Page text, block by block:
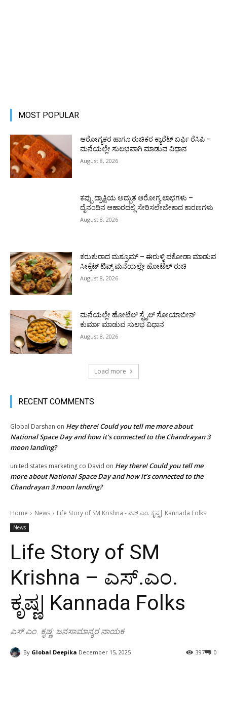
MOST POPULAR
ಆರೋಗ್ಯಕರ ಹಾಗೂ ರುಚಿಕರ ಕ್ಯಾರೆಟ್ ಬರ್ಫಿ ರೆಸಿಪಿ –
ಮನೆಯಲ್ಲೇ ಸುಲಭವಾಗಿ ಮಾಡುವ ವಿಧಾನ
August 8, 2026
ಕಪ್ಪು ದ್ರಾಕ್ಷಿಯ ಅದ್ಭುತ ಆರೋಗ್ಯ ಲಾಭಗಳು –
ದೈನಂದಿನ ಆಹಾರದಲ್ಲಿ ಸೇರಿಸಲೇಬೇಕಾದ ಕಾರಣಗಳು
August 8, 2026
ಕರುಕುರಾದ ಮಶ್ರೂಮ್ – ಈರುಳ್ಳಿ ಪಕೋಡಾ ಮಾಡುವ
ಸೀಕ್ರೆಟ್ ಟಿಪ್ಸ್ ಮನೆಯಲ್ಲೇ ಹೋಟೆಲ್ ರುಚಿ
August 8, 2026
ಮನೆಯಲ್ಲೇ ಹೋಟೆಲ್ ಸ್ಟೈಲ್ ಸೋಯಾಬೀನ್
ಕುರ್ಮಾ ಮಾಡುವ ಸುಲಭ ವಿಧಾನ
August 8, 2026
Load more
RECENT COMMENTS
Global Darshan on Hey there! Could you tell me more about
National Space Day and how it’s connected to the Chandrayan 3
moon landing?
united states marketing co David on Hey there! Could you tell me
more about National Space Day and how it’s connected to the
Chandrayan 3 moon landing?